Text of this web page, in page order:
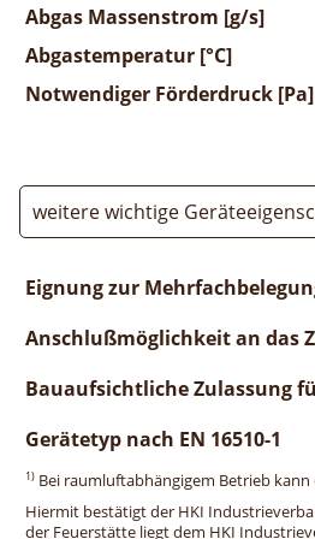
Abgas Massenstrom [g/s]
Abgastemperatur [°C]
Notwendiger Förderdruck [Pa]
weitere wichtige
Eignung zur
Anschlußmöglichkeit an das
Bauaufsichtliche Zulassung
Gerätetyp nach EN 16510-1
1) Bei raumluftabhängigem Betrieb
Hiermit bestätigt der HKI
der Feuerstätte liegt dem HKI